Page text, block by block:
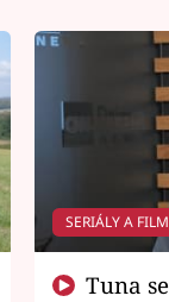
SERIÁLY A